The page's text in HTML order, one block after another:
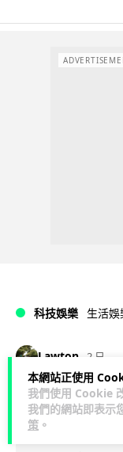
本網站正使用
我們使用 Cookie
我們的網站即表示
策 。
科技娛樂 生活娛
Lawton 2 日
港夫婦澳門
Cam 睇到